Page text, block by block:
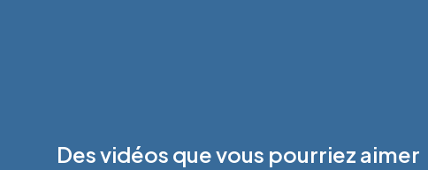
Des vidéos que vous pourriez aimer